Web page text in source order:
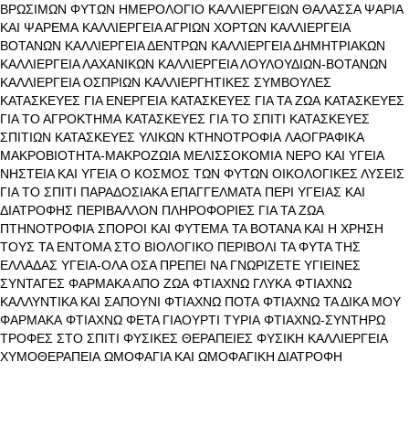
ΒΡΩΣΙΜΩΝ ΦΥΤΩΝ ΗΜΕΡΟΛΟΓΙΟ ΚΑΛΛΙΕΡΓΕΙΩΝ ΘΑΛΑΣΣΑ ΨΑΡΙΑ
ΚΑΙ ΨΑΡΕΜΑ ΚΑΛΛΙΕΡΓΕΙΑ ΑΓΡΙΩΝ ΧΟΡΤΩΝ ΚΑΛΛΙΕΡΓΕΙΑ
ΒΟΤΑΝΩΝ ΚΑΛΛΙΕΡΓΕΙΑ ΔΕΝΤΡΩΝ ΚΑΛΛΙΕΡΓΕΙΑ ΔΗΜΗΤΡΙΑΚΩΝ
ΚΑΛΛΙΕΡΓΕΙΑ ΛΑΧΑΝΙΚΩΝ ΚΑΛΛΙΕΡΓΕΙΑ ΛΟΥΛΟΥΔΙΩΝ-ΒΟΤΑΝΩΝ
ΚΑΛΛΙΕΡΓΕΙΑ ΟΣΠΡΙΩΝ ΚΑΛΛΙΕΡΓΗΤΙΚΕΣ ΣΥΜΒΟΥΛΕΣ
ΚΑΤΑΣΚΕΥΕΣ ΓΙΑ ΕΝΕΡΓΕΙΑ ΚΑΤΑΣΚΕΥΕΣ ΓΙΑ ΤΑ ΖΩΑ ΚΑΤΑΣΚΕΥΕΣ
ΓΙΑ ΤΟ ΑΓΡΟΚΤΗΜΑ ΚΑΤΑΣΚΕΥΕΣ ΓΙΑ ΤΟ ΣΠΙΤΙ ΚΑΤΑΣΚΕΥΕΣ
ΣΠΙΤΙΩΝ ΚΑΤΑΣΚΕΥΕΣ ΥΛΙΚΩΝ ΚΤΗΝΟΤΡΟΦΙΑ ΛΑΟΓΡΑΦΙΚΑ
ΜΑΚΡΟΒΙΟΤΗΤΑ-ΜΑΚΡΟΖΩΙΑ ΜΕΛΙΣΣΟΚΟΜΙΑ ΝΕΡΟ ΚΑΙ ΥΓΕΙΑ
ΝΗΣΤΕΙΑ ΚΑΙ ΥΓΕΙΑ Ο ΚΟΣΜΟΣ ΤΩΝ ΦΥΤΩΝ ΟΙΚΟΛΟΓΙΚΕΣ ΛΥΣΕΙΣ
ΓΙΑ ΤΟ ΣΠΙΤΙ ΠΑΡΑΔΟΣΙΑΚΑ ΕΠΑΓΓΕΛΜΑΤΑ ΠΕΡΙ ΥΓΕΙΑΣ ΚΑΙ
ΔΙΑΤΡΟΦΗΣ ΠΕΡΙΒΑΛΛΟΝ ΠΛΗΡΟΦΟΡΙΕΣ ΓΙΑ ΤΑ ΖΩΑ
ΠΤΗΝΟΤΡΟΦΙΑ ΣΠΟΡΟΙ ΚΑΙ ΦΥΤΕΜΑ ΤΑ ΒΟΤΑΝΑ ΚΑΙ Η ΧΡΗΣΗ
ΤΟΥΣ ΤΑ ΕΝΤΟΜΑ ΣΤΟ ΒΙΟΛΟΓΙΚΟ ΠΕΡΙΒΟΛΙ ΤΑ ΦΥΤΑ ΤΗΣ
ΕΛΛΑΔΑΣ ΥΓΕΙΑ-ΟΛΑ ΟΣΑ ΠΡΕΠΕΙ ΝΑ ΓΝΩΡΙΖΕΤΕ ΥΓΙΕΙΝΕΣ
ΣΥΝΤΑΓΕΣ ΦΑΡΜΑΚΑ ΑΠΟ ΖΩΑ ΦΤΙΑΧΝΩ ΓΛΥΚΑ ΦΤΙΑΧΝΩ
ΚΑΛΛΥΝΤΙΚΑ ΚΑΙ ΣΑΠΟΥΝΙ ΦΤΙΑΧΝΩ ΠΟΤΑ ΦΤΙΑΧΝΩ ΤΑ ΔΙΚΑ ΜΟΥ
ΦΑΡΜΑΚΑ ΦΤΙΑΧΝΩ ΦΕΤΑ ΓΙΑΟΥΡΤΙ ΤΥΡΙΑ ΦΤΙΑΧΝΩ-ΣΥΝΤΗΡΩ
ΤΡΟΦΕΣ ΣΤΟ ΣΠΙΤΙ ΦΥΣΙΚΕΣ ΘΕΡΑΠΕΙΕΣ ΦΥΣΙΚΗ ΚΑΛΛΙΕΡΓΕΙΑ
ΧΥΜΟΘΕΡΑΠΕΙΑ ΩΜΟΦΑΓΙΑ ΚΑΙ ΩΜΟΦΑΓΙΚΗ ΔΙΑΤΡΟΦΗ